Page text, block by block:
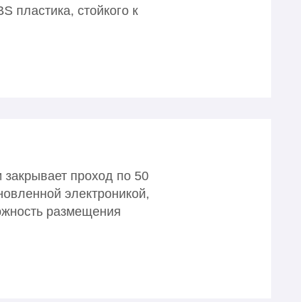
пластика, стойкого к
проход по 50
электроникой,
размещения